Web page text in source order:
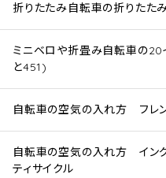
折りたたみ自転車の折りたた
ミニベロや折畳み自転車の20
と451)
自転車の空気の入れ方 フレン
自転車の空気の入れ方 イン
ティサイクル